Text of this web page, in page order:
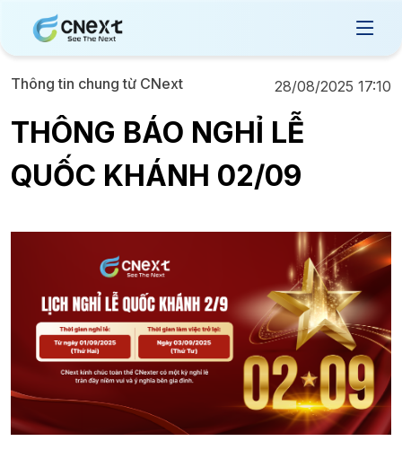
Thông tin chung từ CNext 28/08/2025 17:10
THÔNG BÁO NGHỈ LỄ
QUỐC KHÁNH 02/09